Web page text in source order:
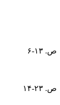
ص. ۱۳-۶
ص. ۲۳-۱۴